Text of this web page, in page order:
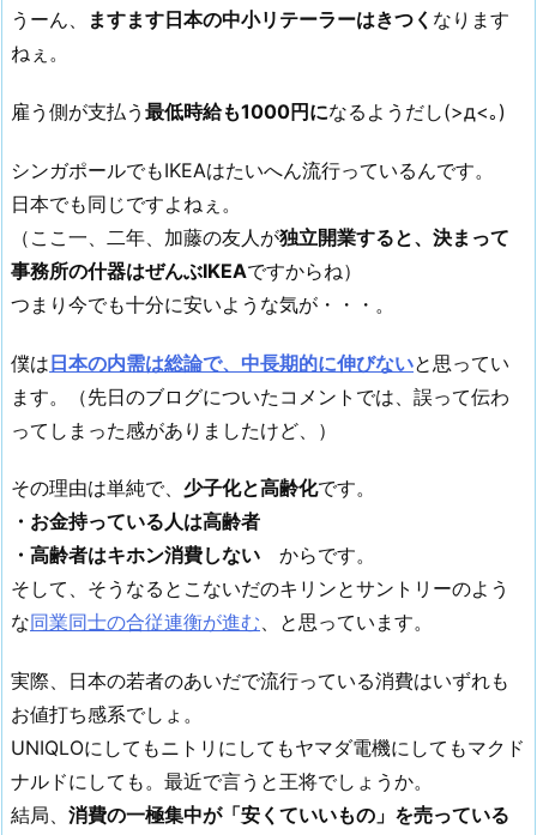
うーん、
ますます日本の中小リテーラーはきつく なります
ねぇ。
雇う側が支払う 最低時給も1000円になるようだし(>д<｡)
シンガポールでもIKEAはたいへん流行っているんです。
日本でも同じですよねぇ。
（ここ一、二年、加藤の友人が独立開業すると、決まって
事務所の什器はぜんぶIKEAですからね）
つまり今でも十分に安いような気が・・・。
僕は日本の内需は総論で、中長期的に伸びないと思ってい
ます。（先日のブログについたコメントでは、誤って伝わ
ってしまった感がありましたけど、）
その理由は単純で、 少子化と高齢化です。
・お金持っている人は高齢者
・高齢者はキホン消費しない からです。
そして、そうなるとこないだのキリンとサントリーのよう
な同業同士の合従連衡が進む、と思っています。
実際、日本の若者のあいだで流行っている消費はいずれも
お値打ち感系でしょ。
UNIQLOにしてもニトリにしてもヤマダ電機にしてもマクド
ナルドにしても。最近で言うと王将でしょうか。
結局、 消費の一極集中が「安くていいもの」を売っている